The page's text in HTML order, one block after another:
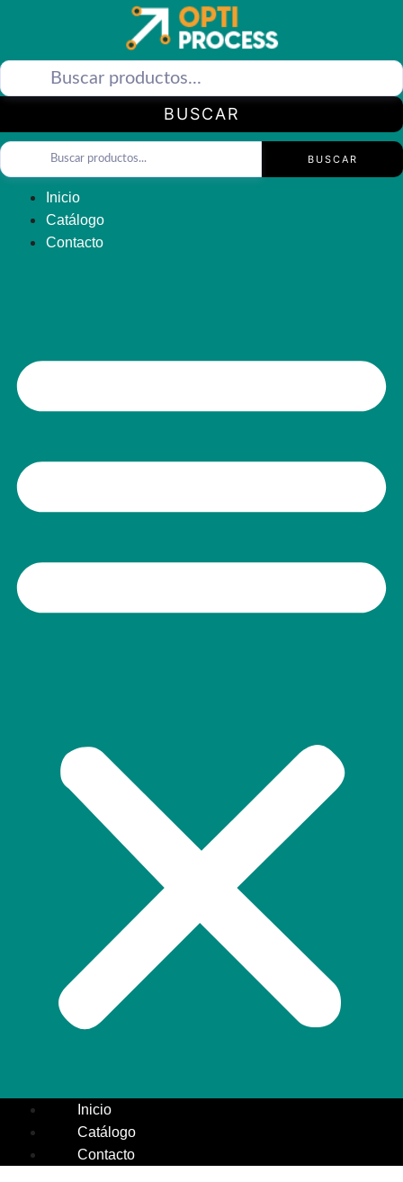
BUSCAR
BUSCAR
Inicio
Catálogo
Contacto
Inicio
Catálogo
Contacto